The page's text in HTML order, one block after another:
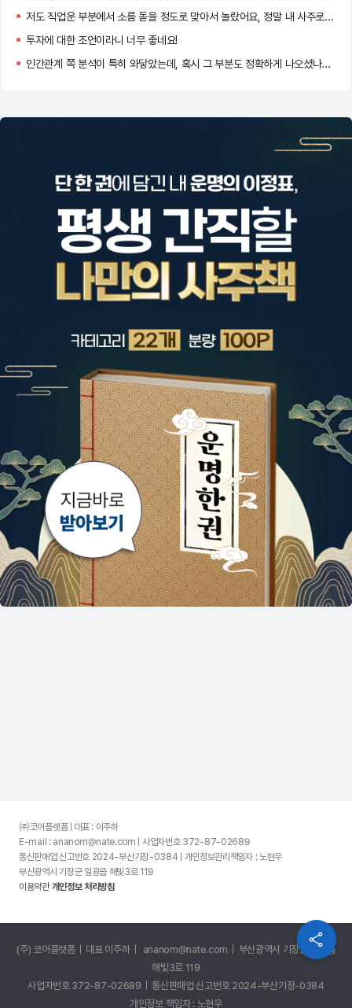
저도 직업운 부분에서 소름 돋을 정도로 맞아서 놀랐어요, 정말 내 사주로 이렇게까지 알려줄 수 있다니 신기하더라고요!
투자에 대한 조언이라니 너무 좋네요!
인간관계 쪽 분석이 특히 와닿았는데, 혹시 그 부분도 정확하게 나오셨나요?
㈜코어플랫폼 | 대표 : 이주하
E-mail : ananom@nate.com | 사업자번호 372-87-02689
통신판매업 신고번호 2024-부산기장-0384 | 개인정보관리책임자 : 노현우
부산광역시 기장군 일광읍 해빛3로 119
이용약관 개인정보 처리방침
(주) 코어플랫폼 | 대표 이주하 | ananom@nate.com | 부산광역시 기장군 일광읍
해빛3로 119
사업자번호 372-87-02689 | 통신판매업 신고번호 2024-부산기장-0384
개인정보 책임자 : 노현우